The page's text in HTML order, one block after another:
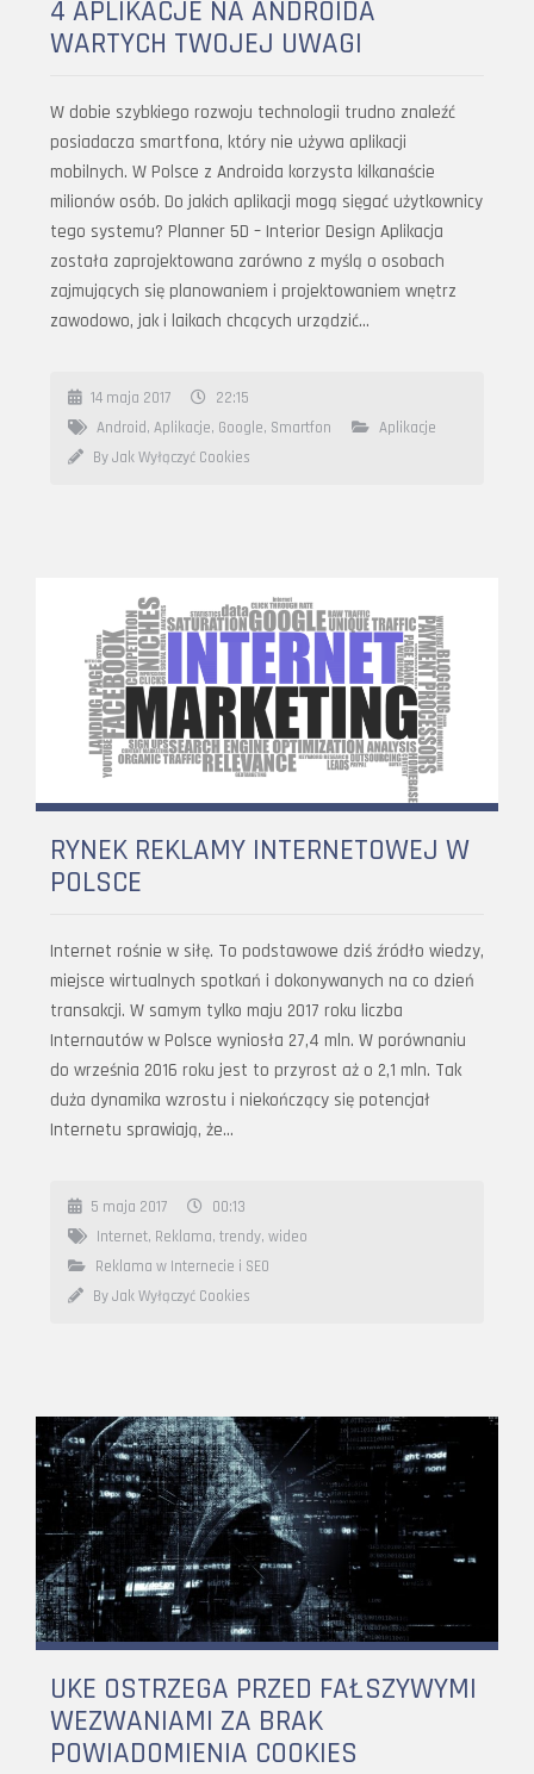
4 APLIKACJE NA ANDROIDA
WARTYCH TWOJEJ UWAGI
W dobie szybkiego rozwoju technologii trudno znaleźć
posiadacza smartfona, który nie używa aplikacji
mobilnych. W Polsce z Androida korzysta kilkanaście
milionów osób. Do jakich aplikacji mogą sięgać użytkownicy
tego systemu? Planner 5D – Interior Design Aplikacja
została zaprojektowana zarówno z myślą o osobach
zajmujących się planowaniem i projektowaniem wnętrz
zawodowo, jak i laikach chcących urządzić…
14 maja 2017
22:15
Android, Aplikacje, Google, Smartfon
Aplikacje
By Jak Wyłączyć Cookies
RYNEK REKLAMY INTERNETOWEJ W
POLSCE
Internet rośnie w siłę. To podstawowe dziś źródło wiedzy,
miejsce wirtualnych spotkań i dokonywanych na co dzień
transakcji. W samym tylko maju 2017 roku liczba
Internautów w Polsce wyniosła 27,4 mln. W porównaniu
do września 2016 roku jest to przyrost aż o 2,1 mln. Tak
duża dynamika wzrostu i niekończący się potencjał
Internetu sprawiają, że…
5 maja 2017
00:13
Internet, Reklama, trendy, wideo
Reklama w Internecie i SEO
By Jak Wyłączyć Cookies
UKE OSTRZEGA PRZED FAŁSZYWYMI
WEZWANIAMI ZA BRAK
POWIADOMIENIA COOKIES